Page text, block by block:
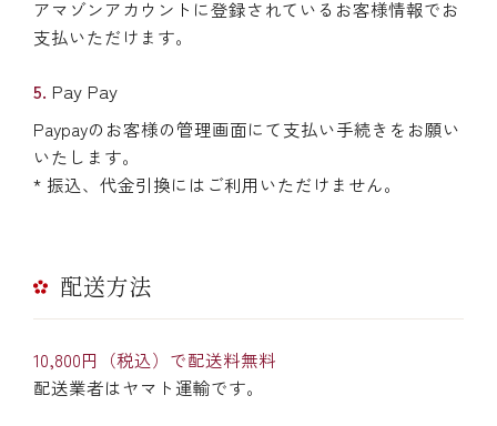
アマゾンアカウントに登録されているお客様情報でお
支払いただけます。
Pay Pay
Paypayのお客様の管理画面にて支払い手続きをお願い
いたします。
* 振込、代金引換にはご利用いただけません。
配送方法
10,800円（税込）で配送料無料
配送業者はヤマト運輸です。